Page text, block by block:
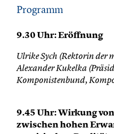
Programm
9.30 Uhr: Eröffnung
Ulrike Sych (Rektorin der
Alexander Kukelka
Komponistenbund,
9.45 Uhr: Wirkung
zwischen hohen